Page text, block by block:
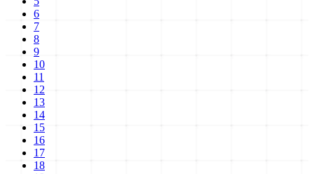
6
7
8
9
10
11
12
13
14
15
16
17
18